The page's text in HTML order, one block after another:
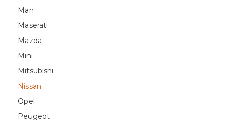
Man
Maserati
Mazda
Mini
Mitsubishi
Nissan
Opel
Peugeot